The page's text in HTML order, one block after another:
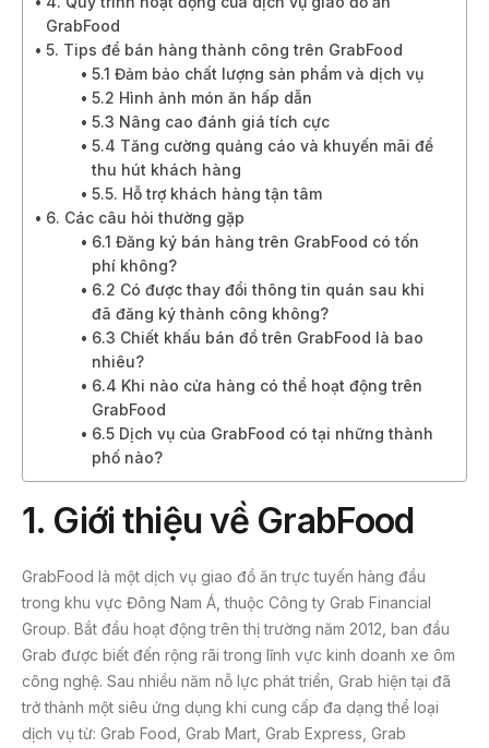
GrabFood
5. Tips để bán hàng thành công trên GrabFood
5.1 Đảm bảo chất lượng sản phẩm và dịch vụ
5.2 Hình ảnh món ăn hấp dẫn
5.3 Nâng cao đánh giá tích cực
5.4 Tăng cường quảng cáo và khuyến mãi để
thu hút khách hàng
5.5. Hỗ trợ khách hàng tận tâm
6. Các câu hỏi thường gặp
6.1 Đăng ký bán hàng trên GrabFood có tốn
phí không?
6.2 Có được thay đổi thông tin quán sau khi
đã đăng ký thành công không?
6.3 Chiết khấu bán đồ trên GrabFood là bao
nhiêu?
6.4 Khi nào cửa hàng có thể hoạt động trên
GrabFood
6.5 Dịch vụ của GrabFood có tại những thành
phố nào?
1. Giới thiệu về GrabFood
GrabFood là một dịch vụ giao đồ ăn trực tuyến hàng đầu
trong khu vực Đông Nam Á, thuộc Công ty Grab Financial
Group. Bắt đầu hoạt động trên thị trường năm 2012, ban đầu
Grab được biết đến rộng rãi trong lĩnh vực kinh doanh xe ôm
công nghệ. Sau nhiều năm nỗ lực phát triển, Grab hiện tại đã
trở thành một siêu ứng dụng khi cung cấp đa dạng thể loại
dịch vụ từ: Grab Food, Grab Mart, Grab Express, Grab